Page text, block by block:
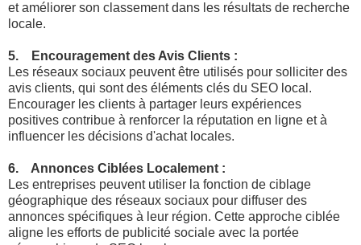
et améliorer son classement dans les résultats de recherche
locale.
5. Encouragement des Avis Clients :
Les réseaux sociaux peuvent être utilisés pour solliciter des
avis clients, qui sont des éléments clés du SEO local.
Encourager les clients à partager leurs expériences
positives contribue à renforcer la réputation en ligne et à
influencer les décisions d'achat locales.
6. Annonces Ciblées Localement :
Les entreprises peuvent utiliser la fonction de ciblage
géographique des réseaux sociaux pour diffuser des
annonces spécifiques à leur région. Cette approche ciblée
aligne les efforts de publicité sociale avec la portée